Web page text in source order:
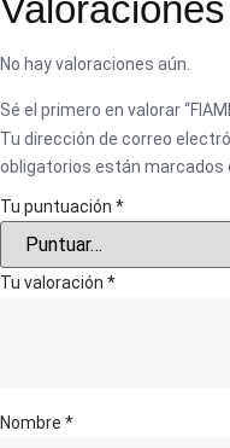
No hay valoraciones aún.
Sé el primero en valorar
Tu dirección de correo
obligatorios están marcados
Tu puntuación *
Tu valoración *
Nombre *